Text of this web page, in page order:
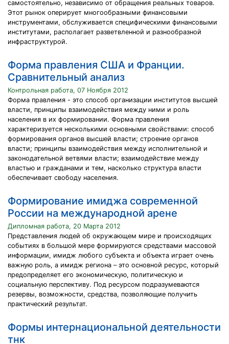
самостоятельно, независимо от обращения реальных товаров.
Этот рынок оперирует многообразными финансовыми
инструментами, обслуживается специфическими финансовыми
институтами, располагает разветвленной и разнообразной
инфраструктурой.
Форма правления США и Франции.
Сравнительный анализ
Контрольная работа, 07 Ноября 2012
Форма правления - это способ организации институтов высшей
власти, принципы взаимодействия между ними и роль
населения в их формировании. Форма правления
характеризуется несколькими основными свойствами: способ
формирования органов высшей власти; строение органов
власти; принципы взаимодействия между исполнительной и
законодательной ветвями власти; взаимодействие между
властью и гражданами и тем, насколько структура власти
обеспечивает свободу населения.
Формирование имиджа современной
России на международной арене
Дипломная работа, 20 Марта 2012
Представления людей об окружающем мире и происходящих
событиях в большой мере формируются средствами массовой
информации, имидж любого субъекта и объекта играет очень
важную роль, а имидж региона – это основной ресурс, который
предопределяет его экономическую, политическую и
социальную перспективу. Под ресурсом подразумеваются
резервы, возможности, средства, позволяющие получить
практический результат.
Формы интернациональной деятельности
тнк